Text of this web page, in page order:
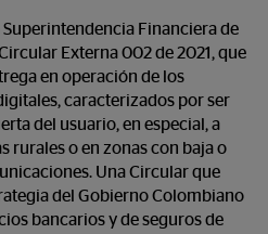
Superintendencia Financiera de
Externa 002 de 2021, que
en operación de los
caracterizados por ser
del usuario, en especial, a
rurales o en zonas con baja o
Una Circular que
del Gobierno Colombiano
bancarios y de seguros de